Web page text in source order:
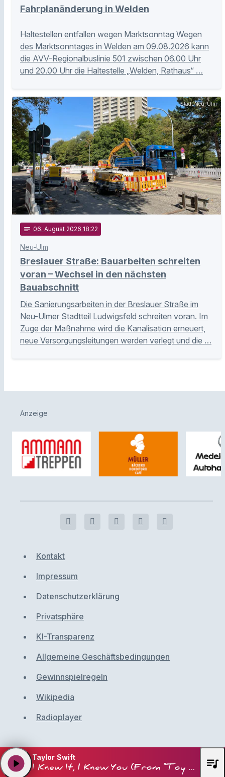
Fahrplanänderung in Welden
Haltestellen entfallen wegen Marktsonntag Wegen
des Marktsonntages in Welden am 09.08.2026 kann
die AVV-Regionalbuslinie 501 zwischen 06.00 Uhr
und 20.00 Uhr die Haltestelle „Welden, Rathaus“ …
Stadt Neu-Ulm
notes 06. August 2026 18:22
Neu-Ulm
Breslauer Straße: Bauarbeiten schreiten
voran – Wechsel in den nächsten
Bauabschnitt
Die Sanierungsarbeiten in der Breslauer Straße im
Neu-Ulmer Stadtteil Ludwigsfeld schreiten voran. Im
Zuge der Maßnahme wird die Kanalisation erneuert,
neue Versorgungsleitungen werden verlegt und die …
Anzeige
Kontakt
Impressum
Datenschutzerklärung
Privatsphäre
KI-Transparenz
Allgemeine Geschäftsbedingungen
Gewinnspielregeln
Wikipedia
Radioplayer
Taylor Swift
I Knew It, I Knew You (From "Toy Story 5")
play_arrow queue_music